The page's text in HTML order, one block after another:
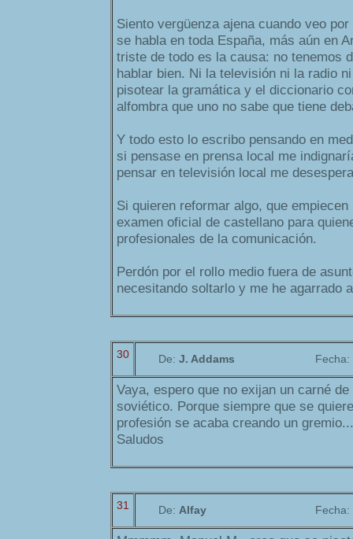
Siento vergüenza ajena cuando veo
se habla en toda España, más aún en
triste de todo es la causa: no tenemos
hablar bien. Ni la televisión ni la radio
pisotear la gramática y el diccionario
alfombra que uno no sabe que tiene
Y todo esto lo escribo pensando en
si pensase en prensa local me
pensar en televisión local me
Si quieren reformar algo, que empiecen
examen oficial de castellano para
profesionales de la comunicación.
Perdón por el rollo medio fuera de
necesitando soltarlo y me he agarrado
30 De: J. Addams Fecha:
Vaya, espero que no exijan un carné
soviético. Porque siempre que se
profesión se acaba creando un gremio...
Saludos
31 De: Alfay Fecha: